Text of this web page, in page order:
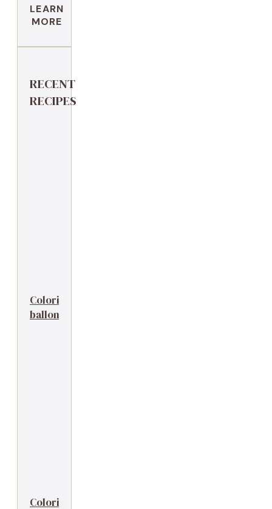
LEARN
MORE
RECENT
RECIPES
Coloriage
ballon
Coloriage